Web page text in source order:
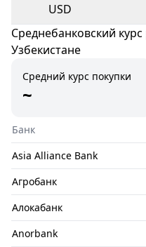
USD
Среднебанковский
Узбекистане
Средний курс покупки
~
Банк
Asia Alliance Bank
Агробанк
Алокабанк
Anorbank